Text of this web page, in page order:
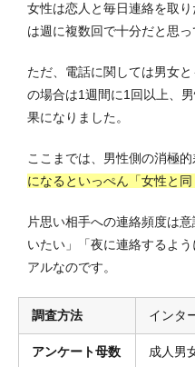
女性は恋人と毎日連絡を取
は週に複数回で十分だと思っ
ただ、電話に関しては男女
の場合は1週間に1回以上、
果になりました。
ここまでは、男性側の消極的
になるといっぺん「女性と
片思い相手への連絡頻度は
いたい」「夜に連絡するよ
アルなのです。
調査方法 インタ
アンケート母数 成人男